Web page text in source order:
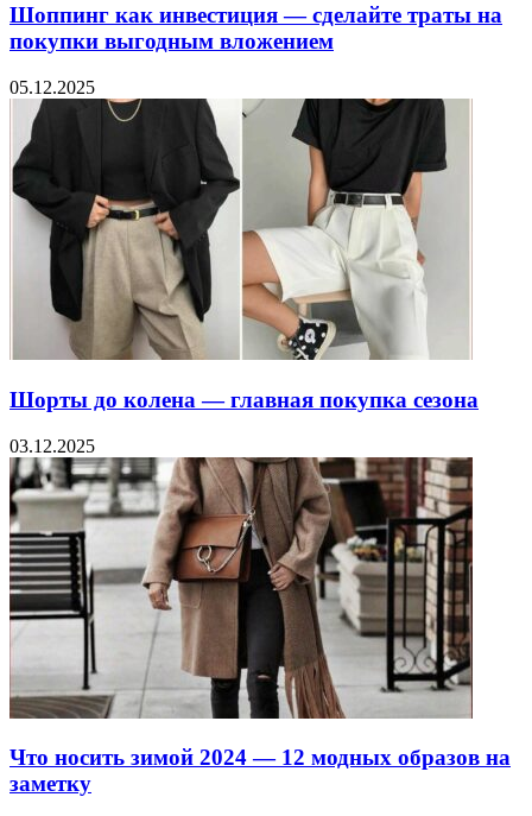
Шоппинг как инвестиция — сделайте траты на
покупки выгодным вложением
05.12.2025
Шорты до колена — главная покупка сезона
03.12.2025
Что носить зимой 2024 — 12 модных образов на
заметку